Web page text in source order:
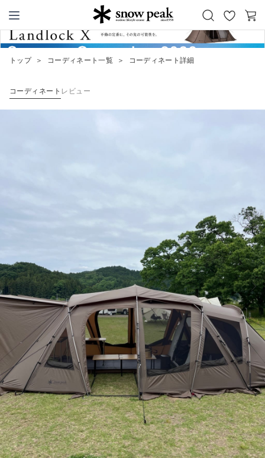
Snow Peak
お
気
カ
ー
トップ ＞ コーディネート一覧 ＞ コーディネート詳細
コーディネート レビュー